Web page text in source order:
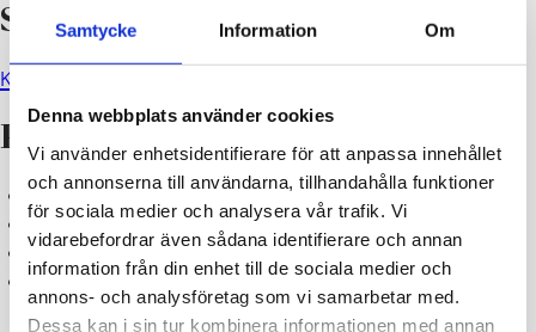
Samtycke Information Om
Denna webbplats använder cookies
Vi använder enhetsidentifierare för att anpassa innehållet
och annonserna till användarna, tillhandahålla funktioner
för sociala medier och analysera vår trafik. Vi
vidarebefordrar även sådana identifierare och annan
information från din enhet till de sociala medier och
annons- och analysföretag som vi samarbetar med.
Dessa kan i sin tur kombinera informationen med annan
Seniorbostäder
Klicka här för mer information om seniorbostäder!
Pensionärsbostäder
Pensionärsbostäder hyrs i första hand ut åt pensionärer
Ansökan är i kraft 4 månader
Vi uppbär ingen hyresgaranti för pensionärsbostäder